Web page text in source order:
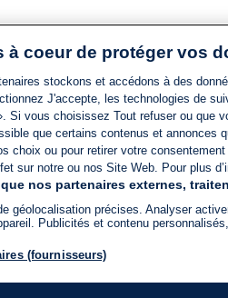
à coeur de protéger vos
stockons et accédons à des
J'accepte, les technologies de
Si vous choisissez Tout refuser ou
que certains contenus et annonces
choix ou pour retirer votre
sur notre ou nos Site Web. Pour plus
nos partenaires externes,
géolocalisation précises. Analyser
Publicités et contenu
(fournisseurs)